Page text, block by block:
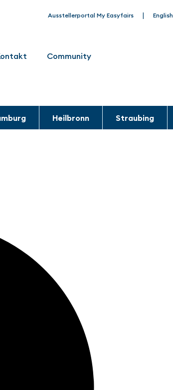
Ausstellerportal My Easyfairs | English
Community
Heilbronn Straubing